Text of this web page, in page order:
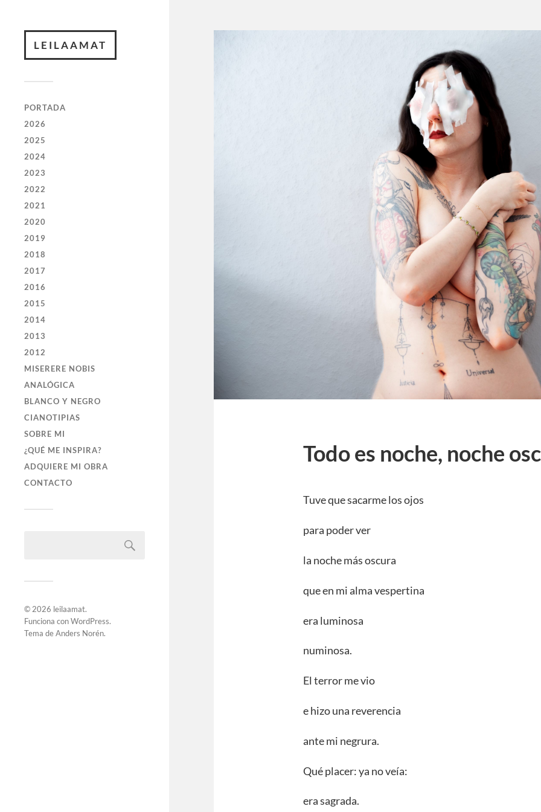
LEILAAMAT
PORTADA
2026
2025
2024
2023
2022
2021
2020
2019
2018
2017
2016
2015
2014
2013
2012
MISERERE NOBIS
ANALÓGICA
BLANCO Y NEGRO
CIANOTIPIAS
SOBRE MI
¿QUÉ ME INSPIRA?
ADQUIERE MI OBRA
CONTACTO
© 2026 leilaamat.
Funciona conWordPress.
Tema deAnders Norén.
Todo es noche, noche
Tuve que sacarme los ojos
para poder ver
la noche más oscura
que en mi alma vespertina
era luminosa
numinosa.
El terror me vio
e hizo una reverencia
ante mi negrura.
Qué placer: ya no veía:
era sagrada.